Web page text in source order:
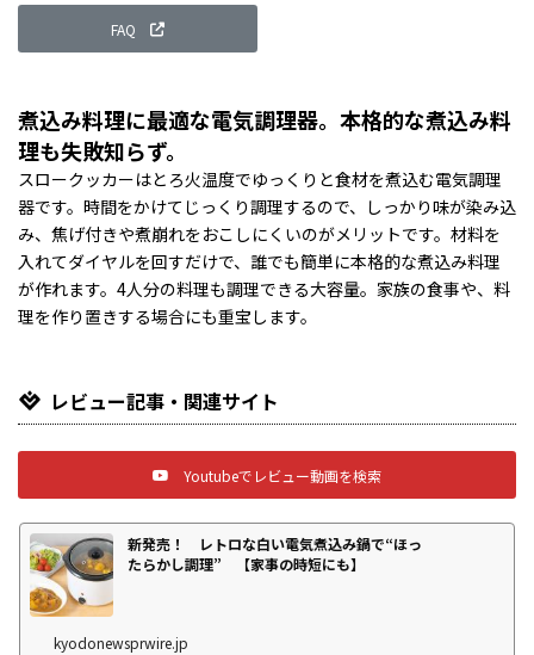
FAQ
煮込み料理に最適な電気調理器。本格的な煮込み料
理も失敗知らず。
スロークッカーはとろ火温度でゆっくりと食材を煮込む電気調理
器です。時間をかけてじっくり調理するので、しっかり味が染み込
み、焦げ付きや煮崩れをおこしにくいのがメリットです。材料を
入れてダイヤルを回すだけで、誰でも簡単に本格的な煮込み料理
が作れます。4人分の料理も調理できる大容量。家族の食事や、料
理を作り置きする場合にも重宝します。
レビュー記事・関連サイト
Youtubeでレビュー動画を検索
新発売！ レトロな白い電気煮込み鍋で“ほっ
たらかし調理” 【家事の時短にも】
kyodonewsprwire.jp